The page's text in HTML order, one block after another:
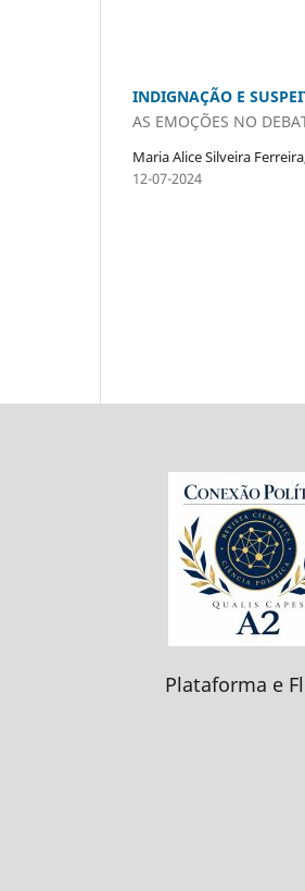
INDIGNAÇÃO E
AS EMOÇÕES NO
Maria Alice Silveira
12-07-2024
Plataforma e